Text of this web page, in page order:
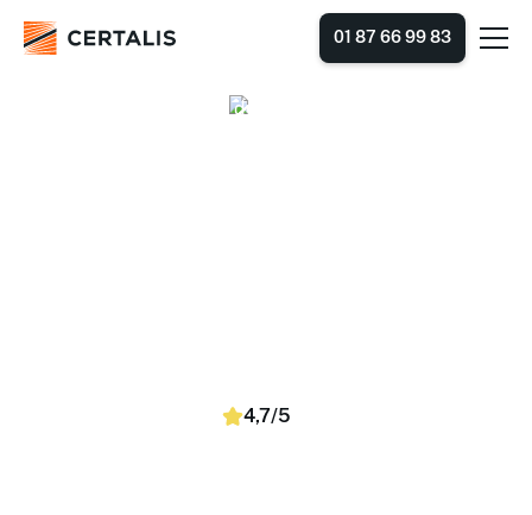
01 87 66 99 83
Nos centres de formation
4,7/5